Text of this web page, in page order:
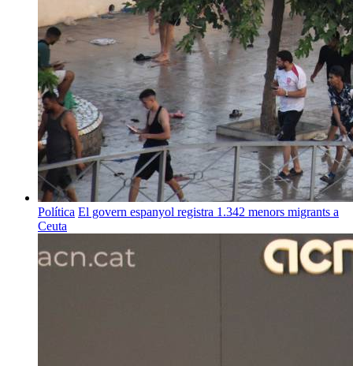
Política El govern espanyol registra 1.342 menors migrants a
Ceuta